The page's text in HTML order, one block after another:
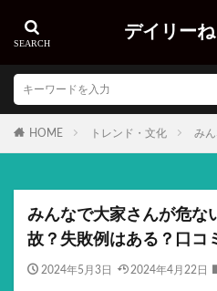
デイリー
HOME トレンド・文化 み
みんなで大家さんが危な
故？失敗例はある？口コ
2024年5月3日 2024年4月22日